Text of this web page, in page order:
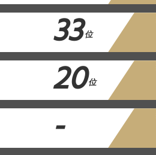
33 位
20位
-